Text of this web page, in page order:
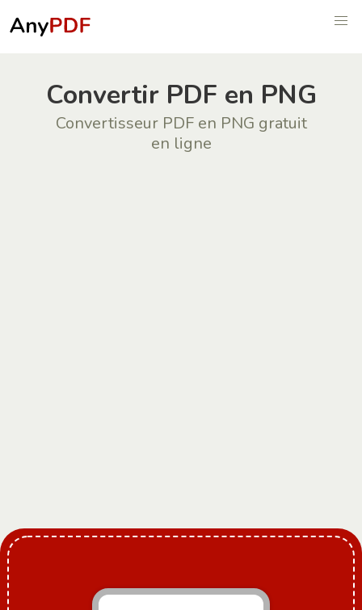
Convertir PDF en PNG
Convertisseur PDF en PNG gratuit
en ligne